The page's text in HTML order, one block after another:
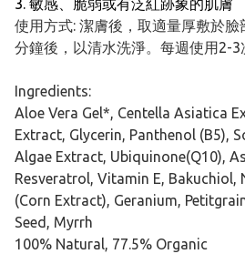
3. 敏感、脆弱或有泛紅跡象的肌膚
使用方式: 潔膚後，取適量厚敷於
分鐘後，以清水洗淨。每週使用2-3
Ingredients:
Aloe Vera Gel*, Centella Asiatica
Extract, Glycerin, Panthenol (B5),
Algae Extract, Ubiquinone(Q10),
Resveratrol, Vitamin E, Bakuchiol,
(Corn Extract), Geranium,
Seed, Myrrh
100% Natural, 77.5% Organic